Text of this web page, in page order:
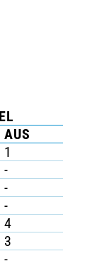
AUS
1
-
-
-
4
3
-